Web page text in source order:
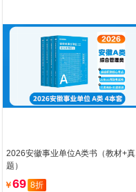
2026安徽事业单位A类书（教材+真
题）
￥69 8折